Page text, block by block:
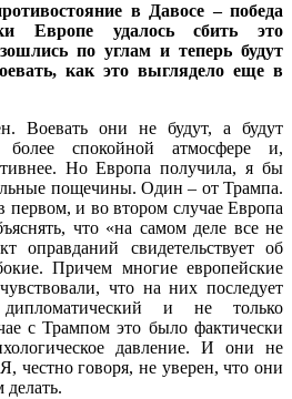
в Давосе – победа
Европе удалось сбить это
по углам и теперь будут
как это выглядело еще в
Воевать они не будут, а будут
более спокойной атмосфере и,
Но Европа получила, я бы
пощечины. Один – от Трампа.
и во втором случае Европа
что «на самом деле все не
оправданий свидетельствует об
Причем многие европейские
что на них последует
и не только
с Трампом это было фактически
давление. И они не
честно говоря, не уверен, что они
делать.